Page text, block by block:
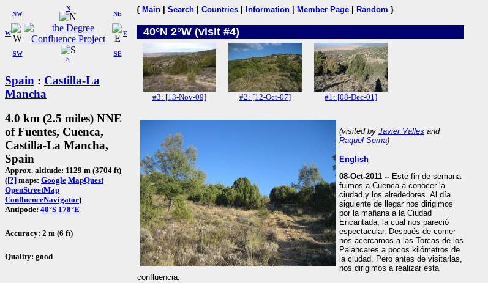
W
NW
N
NE
SW
S
SE
E
Spain : Castilla-La
Mancha
4.0 km (2.5 miles) NNE
of Fuentes, Cuenca,
Castilla-La Mancha,
Spain
Approx. altitude: 1129 m (3704 ft)
([?] maps: Google MapQuest
OpenStreetMap
ConfluenceNavigator)
Antipode: 40°S 178°E
Accuracy: 2 m (6 ft)
Quality: good
{ Main Search Countries Information Member Page Random }
40°N 2°W (visit #4)
#3: [13-Nov-09] #2: [12-Oct-07] #1: [08-Dec-01]
(visited by Javier Valles and
Raquel Serna)
English
08-Oct-2011 -- Este fin de semana
fuimos a Cuenca a conocer la
ciudad y los alrededores. Al día
siguiente de llegar nos dirigimos
por la mañana a la Ciudad
Encantada, la cual nos pareció
espectacular. Después de comer
nos acercamos a las Torcas de los
Palancares a pocos kilómetros de
la ciudad. Pero antes de visitarlas,
nos dirigimos a realizar esta
confluencia.